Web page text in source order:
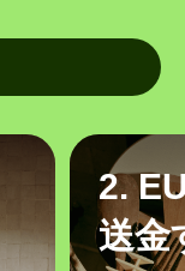
2.
送金